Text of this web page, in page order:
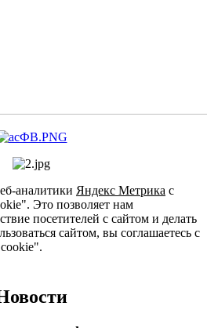
аналитики Яндекс Метрика с
Это позволяет нам
посетителей с сайтом и делать
сайтом, вы соглашаетесь с